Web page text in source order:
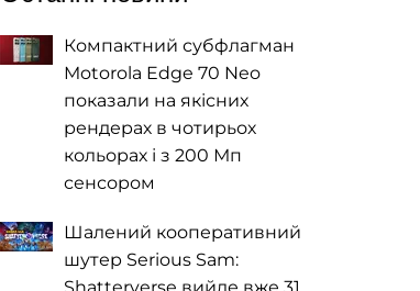
Компактний субфлагман
Motorola Edge 70 Neo
показали на якісних
рендерах в чотирьох
кольорах і з 200 Мп
сенсором
Шалений кооперативний
шутер Serious Sam: